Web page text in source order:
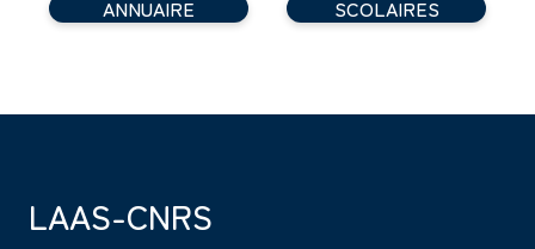
ANNUAIRE SCOLAIRES
LAAS-CNRS